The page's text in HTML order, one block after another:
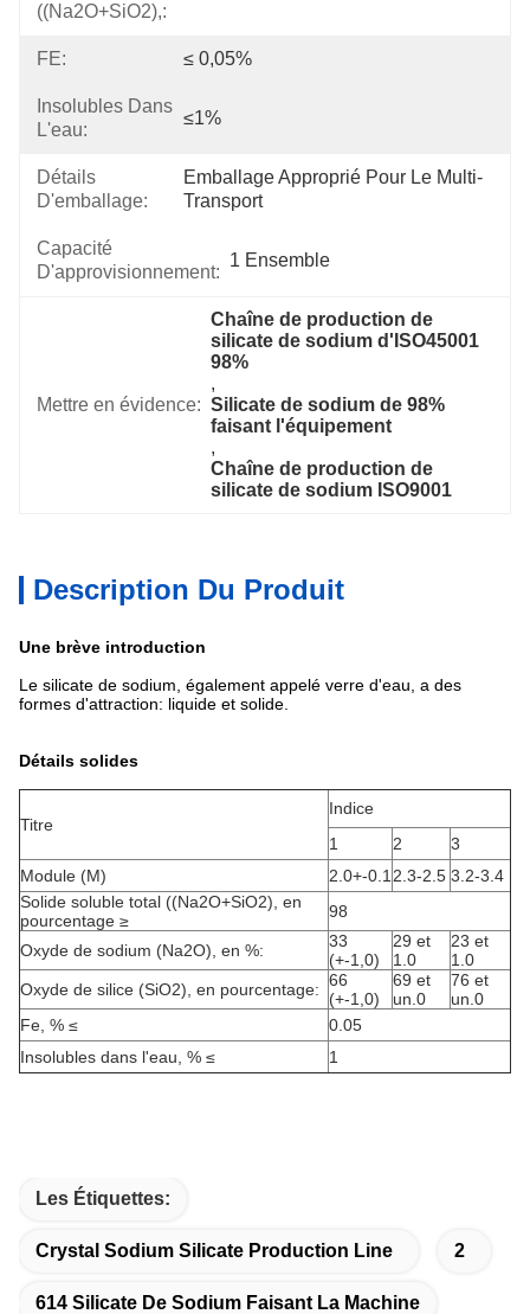
((Na2O+SiO2),:
FE: ≤ 0,05%
Insolubles Dans
L'eau:
≤1%
Détails
D'emballage:
Emballage Approprié Pour Le Multi-
Transport
Capacité
D'approvisionnement:
1 Ensemble
Mettre en évidence:
Chaîne de production de
silicate de sodium d'ISO45001
98%
,
Silicate de sodium de 98%
faisant l'équipement
,
Chaîne de production de
silicate de sodium ISO9001
Description Du Produit
Une brève introduction
Le silicate de sodium, également appelé verre d'eau, a des
formes d'attraction: liquide et solide.
Détails solides
Titre
Indice
1
2
3
Module (M)
2.0+-0.1 2.3-2.5 3.2-3.4
Solide soluble total ((Na2O+SiO2), en
pourcentage ≥
98
Oxyde de sodium (Na2O), en %:
33
(+-1,0)
29 et
1.0
23 et
1.0
Oxyde de silice (SiO2), en pourcentage: 66
(+-1,0)
69 et
un.0
76 et
un.0
Fe, % ≤
0.05
Insolubles dans l'eau, % ≤
1
Les Étiquettes:
Crystal Sodium Silicate Production Line 2
614 Silicate De Sodium Faisant La Machine